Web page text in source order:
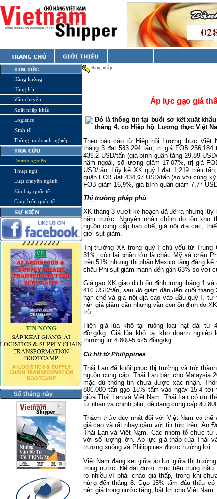
Hàng không
Hàng hải
Vận chuyển
Xuất nhập khẩu
Logistics
Kinh tế
Thông tin doanh nghiệp
Doanh nghiệp
Thuật ngữ
Luật chuyên ngành
Sân bay quốc tế
Cảng biển quốc tế
Đăng nhập
Áp lực gạo giá
Đó là thông tin tại buổi sơ kết xuất
tháng 4, do Hiệp hội Lương thực Việt
Theo báo cáo từ Hiệp hội Lương thực Việt
tháng 3 đạt 583.294 tấn, trị giá FOB
439,2 USD/tấn (giá bình quân tăng 29,89
năm ngoái, số lượng giảm 17,07%, trị giá
USD/tấn. Lũy kế XK quý I đạt 1,219 triệu
quân FOB đạt 434,67 USD/tấn (so với cùng
FOB giảm 16,9%, giá bình quân giảm 7,77
Thị trường phập phù
XK tháng 3 vượt kế hoạch đã đề ra nhưng
năm trước. Nguyên nhân chính do tồn kho
nguồn cung cấp hạn chế, giá nội địa cao,
giới sụt giảm.
Thị trường XK trong quý I chủ yếu từ Trung
31%, còn lại phần lớn là châu Mỹ và châu
trên 51% nhưng thị phần Mexico tăng đáng
châu Phi sụt giảm mạnh đến gần 63% so với
Giá gạo XK giao dịch ổn định trong tháng 1
410 USD/tấn, sau đó giảm dần đến cuối
hạn chế và giá nội địa cao vào đầu quý I, từ
nên giá giảm dần nhưng vẫn còn ổn định do
trữ.
Hiện giá lúa khô tại ruộng loại hạt dài từ
đồng/kg. Giá lúa khô tại kho doanh nghiệp
thường từ 4.800-5.625 đồng/kg.
Cú hít từ Philippines
Thái Lan đã khôi phục thị trường và trở
nguồn cung cấp. Thái Lan bán cho Malaysia
mặc dù thông tin chưa được xác nhận.
800.000 tấn gạo 15% tấm vào ngày 15-4
giữa Thái Lan và Việt Nam . Thái Lan có ưu
tư nhân và chính phủ, dễ dàng cung cấp đủ
Thách thức duy nhất đối với Việt Nam có thể
giá cao và rất nhạy cảm với tin tức trên. Ấn
Thái Lan và Việt Nam. Các nhóm tổ chức
với số lượng lớn. Áp lực giá thấp của Thái
trường xuống và Philippines được hưởng lợi.
Việt Nam đang kẹt giữa áp lực giữa thị
trong nước. Để đạt được mục tiêu trúng thầu
ro nhiều vì phải chào giá thấp, trong khi
hàng đến tháng 8. Gạo 15% tấm đấu thầu
nên giá trong nước tăng, bất lợi cho Việt Nam